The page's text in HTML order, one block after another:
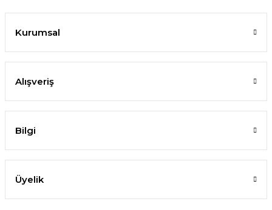
Kurumsal
Alışveriş
Bilgi
Üyelik